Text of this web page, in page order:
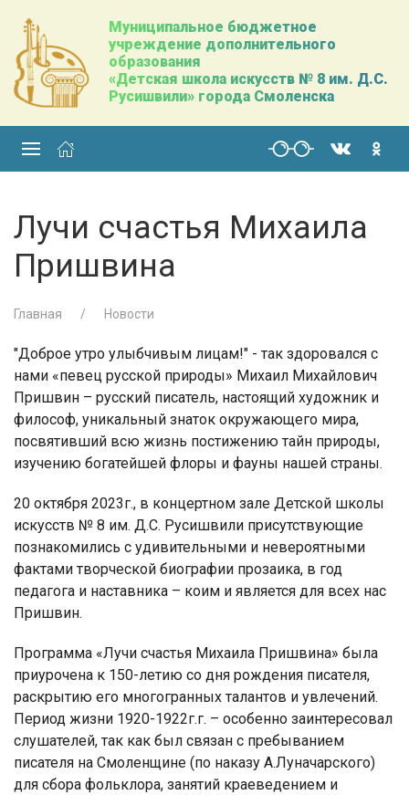
Муниципальное бюджетное
учреждение дополнительного
образования
«Детская школа искусств № 8 им. Д.С.
Русишвили» города Смоленска
Лучи счастья Михаила
Пришвина
Главная Новости
"Доброе утро улыбчивым лицам!" - так здоровался с
нами «певец русской природы» Михаил Михайлович
Пришвин – русский писатель, настоящий художник и
философ, уникальный знаток окружающего мира,
посвятивший всю жизнь постижению тайн природы,
изучению богатейшей флоры и фауны нашей страны.
20 октября 2023г., в концертном зале Детской школы
искусств № 8 им. Д.С. Русишвили присутствующие
познакомились с удивительными и невероятными
фактами творческой биографии прозаика, в год
педагога и наставника – коим и является для всех нас
Пришвин.
Программа «Лучи счастья Михаила Пришвина» была
приурочена к 150-летию со дня рождения писателя,
раскрытию его многогранных талантов и увлечений.
Период жизни 1920-1922г.г. – особенно заинтересовал
слушателей, так как был связан с пребыванием
писателя на Смоленщине (по наказу А.Луначарского)
для сбора фольклора, занятий краеведением и